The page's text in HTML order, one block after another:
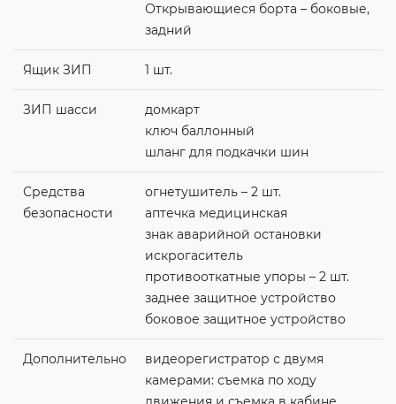
Открывающиеся борта – боковые,
задний
Ящик ЗИП 1 шт.
ЗИП шасси
домкарт
ключ баллонный
шланг для подкачки шин
Средства
безопасности
огнетушитель – 2 шт.
аптечка медицинская
знак аварийной остановки
искрогаситель
противооткатные упоры – 2 шт.
заднее защитное устройство
боковое защитное устройство
Дополнительно
видеорегистратор с двумя
камерами: съемка по ходу